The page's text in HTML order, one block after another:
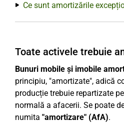
Ce sunt amortizările
Toate activele trebuie
Bunuri mobile și imobile
principiu, "amortizate", adică
producție trebuie repartizate
normală a afacerii. Se poate
numita "amortizare" (AfA).